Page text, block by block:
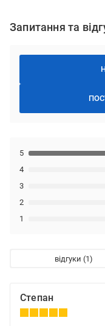
Запитання та
1
2
3
4
5
відгуки
Степан